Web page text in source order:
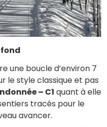
fond
une boucle d’environ 7
le style classique et pas
– C1 quant à elle
tracés pour le
avancer.